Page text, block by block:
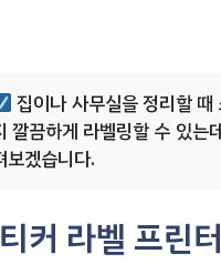
집이나 사무실을 정리할
깔끔하게 라벨링할 수 있는
보겠습니다.
커 라벨 프린